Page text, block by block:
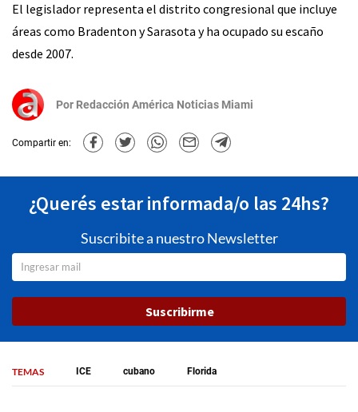
El legislador representa el distrito congresional que incluye
áreas como Bradenton y Sarasota y ha ocupado su escaño
desde 2007.
Por Redacción América Noticias Miami
Compartir en:
¿Querés estar informada/o las 24hs?
Suscribite a nuestro Newsletter
Suscribirme
TEMAS ICE cubano Florida